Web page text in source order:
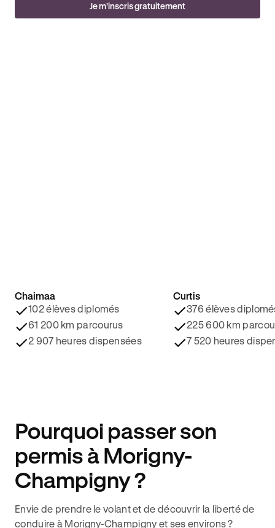
Je m’inscris gratuitement
4.8/5 ⭐️
Chaimaa
102 élèves diplomés
61 200 km parcourus
2 907 heures dispensées
4.9/5 ⭐️
Curtis
376 élèves
225 600 km
7 520 heures
Pourquoi passer son
permis à Morigny-
Champigny ?
Envie de prendre le volant et de découvrir la liberté de
conduire à Morigny-Champigny et ses environs ?